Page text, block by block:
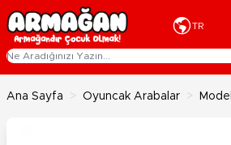
İçeriğe geç
TR
Ana Sayfa > Oyuncak Arabalar >